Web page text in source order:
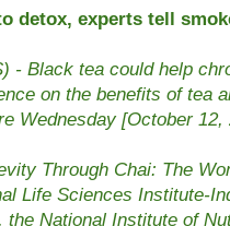
detox, experts tell
- Black tea could help
on the benefits of tea
Wednesday [October 12,
Through Chai: The
Life Sciences Institute-
the National Institute of